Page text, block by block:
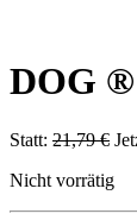
DOG ®
Statt: 21,79€
war:
Nicht vorrätig